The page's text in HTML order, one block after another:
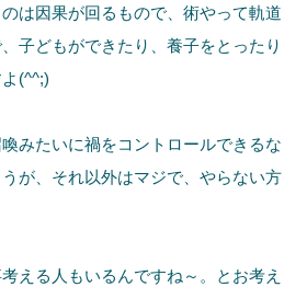
は因果が回るもので、術やって軌道
子どもができたり、養子をとったり
(^^;)
みたいに禍をコントロールできるな
が、それ以外はマジで、やらない方
える人もいるんですね～。とお考え